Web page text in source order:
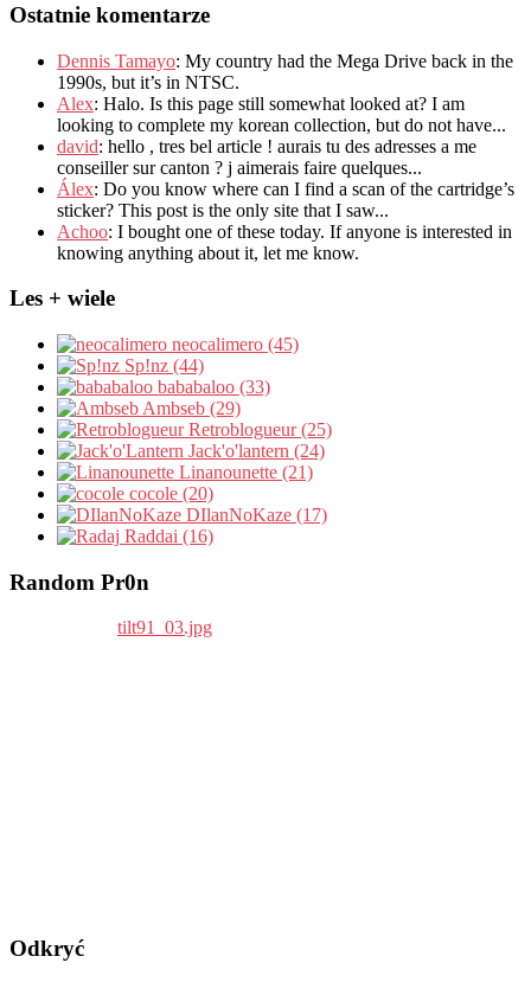
Ostatnie komentarze
Dennis Tamayo: My country had the Mega Drive back in the
1990s, but it’s in NTSC.
Alex: Halo. Is this page still somewhat looked at? I am
looking to complete my korean collection, but do not have...
david: hello , tres bel article ! aurais tu des adresses a me
conseiller sur canton ? j aimerais faire quelques...
Álex: Do you know where can I find a scan of the cartridge’s
sticker? This post is the only site that I saw...
Achoo: I bought one of these today. If anyone is interested in
knowing anything about it, let me know.
Les + wiele
neocalimero (45)
Sp!nz (44)
bababaloo (33)
Ambseb (29)
Retroblogueur (25)
Jack'o'lantern (24)
Linanounette (21)
cocole (20)
DIlanNoKaze (17)
Raddai (16)
Random Pr0n
Odkryć